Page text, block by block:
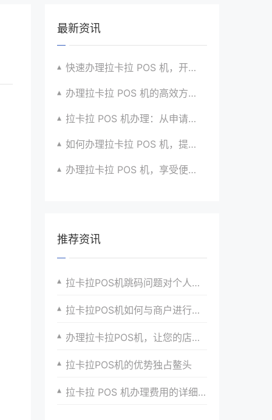
最新资讯
快速办理拉卡拉 POS 机，开启便捷支付新体验咯
办理拉卡拉 POS 机的高效方法与策略全揭秘
拉卡拉 POS 机办理：从申请到收款的全流程攻略
如何办理拉卡拉 POS 机，提升生意竞争力？有招
办理拉卡拉 POS 机，享受便捷支付体验的秘籍
推荐资讯
拉卡拉POS机跳码问题对个人和公司的影响及应对
拉卡拉POS机如何与商户进行合作和联合营销？
办理拉卡拉POS机，让您的店铺支付更加高效安全
拉卡拉POS机的优势独占鳌头
拉卡拉 POS 机办理费用的详细解读与合理规划